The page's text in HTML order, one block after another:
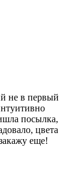
не в первый
посылка,
цвета
еще!